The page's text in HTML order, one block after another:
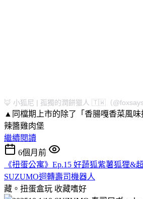
🦊 小狐尼 | 孤獨的潤餅獵人 🇹🇼（
▲同檔期上市的除了「香腸嘎香菜風
辣醬雞肉堡
繼續閱讀
6個月前
《扭蛋公寓》Ep.15 好蔬狐紫薯狐狸&
SUZUMO迴轉壽司機器人
藏。扭蛋盒玩 收藏嗜好